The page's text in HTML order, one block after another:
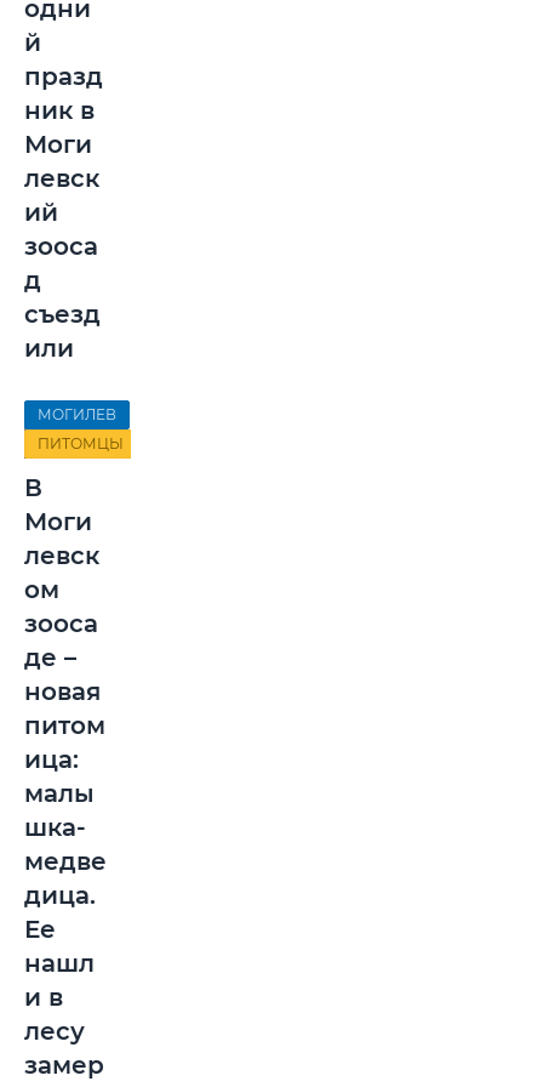
одни
й
празд
ник в
Моги
левск
ий
зооса
д
съезд
или
МОГИЛЕВ
ПИТОМЦЫ
В
Моги
левск
ом
зооса
де –
новая
питом
ица:
малы
шка-
медве
дица.
Ее
нашл
и в
лесу
замер